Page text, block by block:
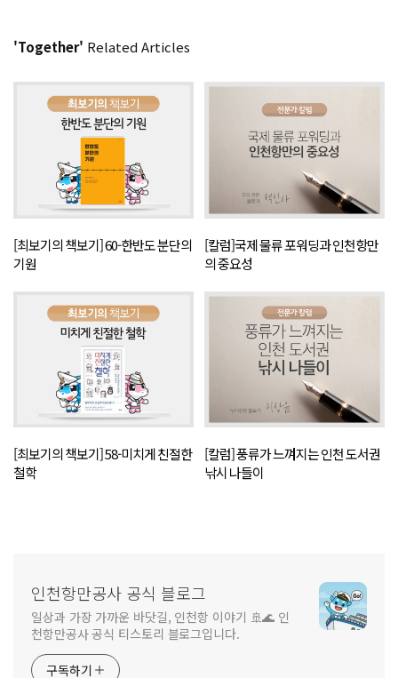
'Together' Related Articles
[최보기의 책보기] 60-한반도 분단의
기원
[칼럼]국제 물류 포워딩과 인천항만
의 중요성
[최보기의 책보기] 58-미치게 친절한
철학
[칼럼] 풍류가 느껴지는 인천 도서권
낚시 나들이
인천항만공사 공식 블로그
일상과 가장 가까운 바닷길, 인천항 이야기 🚢🌊 인
천항만공사 공식 티스토리 블로그입니다.
구독하기